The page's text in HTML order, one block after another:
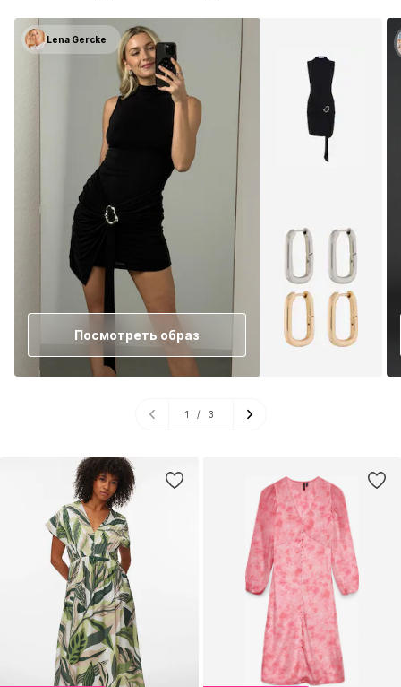
Lena Gercke
Посмотреть образ
1 / 3